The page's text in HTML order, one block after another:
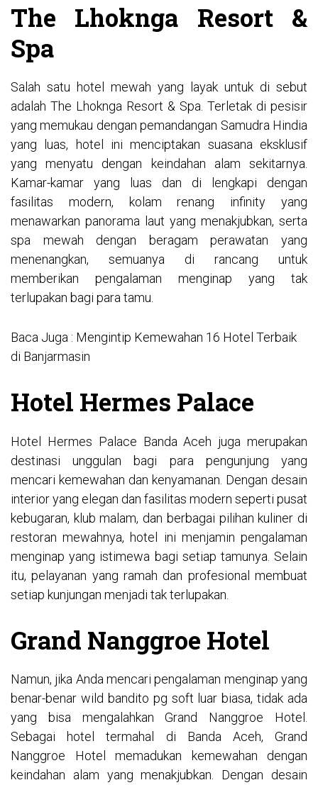
The Lhoknga Resort &
Spa
Salah satu hotel mewah yang layak untuk di sebut
adalah The Lhoknga Resort & Spa. Terletak di pesisir
yang memukau dengan pemandangan Samudra Hindia
yang luas, hotel ini menciptakan suasana eksklusif
yang menyatu dengan keindahan alam sekitarnya.
Kamar-kamar yang luas dan di lengkapi dengan
fasilitas modern, kolam renang infinity yang
menawarkan panorama laut yang menakjubkan, serta
spa mewah dengan beragam perawatan yang
menenangkan, semuanya di rancang untuk
memberikan pengalaman menginap yang tak
terlupakan bagi para tamu.
Baca Juga : Mengintip Kemewahan 16 Hotel Terbaik
di Banjarmasin
Hotel Hermes Palace
Hotel Hermes Palace Banda Aceh juga merupakan
destinasi unggulan bagi para pengunjung yang
mencari kemewahan dan kenyamanan. Dengan desain
interior yang elegan dan fasilitas modern seperti pusat
kebugaran, klub malam, dan berbagai pilihan kuliner di
restoran mewahnya, hotel ini menjamin pengalaman
menginap yang istimewa bagi setiap tamunya. Selain
itu, pelayanan yang ramah dan profesional membuat
setiap kunjungan menjadi tak terlupakan.
Grand Nanggroe Hotel
Namun, jika Anda mencari pengalaman menginap yang
benar-benar wild bandito pg soft luar biasa, tidak ada
yang bisa mengalahkan Grand Nanggroe Hotel.
Sebagai hotel termahal di Banda Aceh, Grand
Nanggroe Hotel memadukan kemewahan dengan
keindahan alam yang menakjubkan. Dengan desain